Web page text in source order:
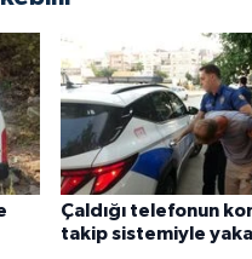
Çaldığı telefonun
takip sistemiyle